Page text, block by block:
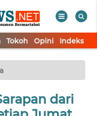
Tokoh Opini Indeks
dari